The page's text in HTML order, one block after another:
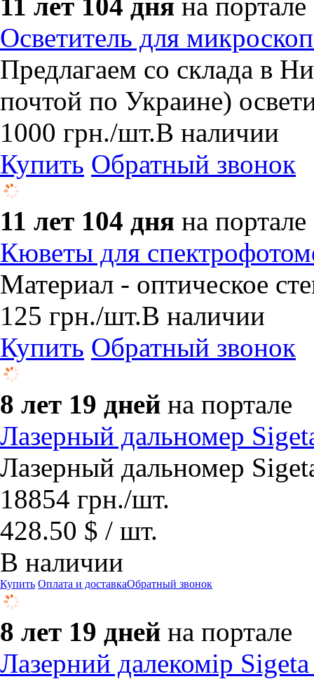
Осветитель для
Предлагаем со склада в
почтой по Украине)
1000 грн./шт.В наличии
Купить Обратный звонок
11 лет 104 дня на портале
Кюветы для
​Материал - оптическое
125 грн./шт.В наличии
Купить Обратный звонок
8 лет 19 дней на портале
Лазерный дальномер
Лазерный дальномер
18854 грн./шт.
428.50 $ / шт.
В наличии
Купить Оплата и доставкаОбратный звонок
8 лет 19 дней на портале
Лазерний далекомір